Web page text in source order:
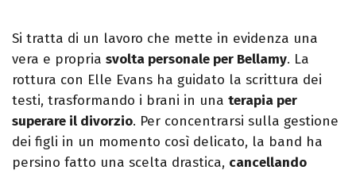
Si tratta di un lavoro che mette in evidenza una
vera e propria svolta personale per Bellamy. La
rottura con Elle Evans ha guidato la scrittura dei
testi, trasformando i brani in una terapia per
superare il divorzio. Per concentrarsi sulla gestione
dei figli in un momento così delicato, la band ha
persino fatto una scelta drastica, cancellando